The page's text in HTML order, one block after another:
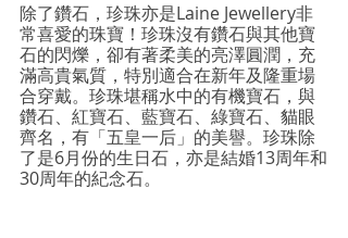
除了鑽石，珍珠亦是Laine Jewellery非
常喜愛的珠寶！珍珠沒有鑽石與其他寶
石的閃爍，卻有著柔美的亮澤圓潤， 充
滿高貴氣質，特別適合在新年及隆重場
合穿戴。 珍珠堪稱水中的有機寶石，與
鑽石、紅寶石、藍寶石、綠寶石、貓眼
齊名，有「五皇一后」的美譽。珍珠除
了是6月份的生日石，亦是結婚13周年和
30周年的紀念石。